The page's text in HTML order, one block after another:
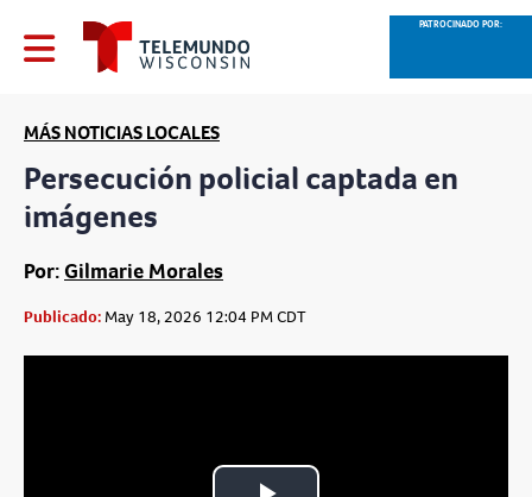
PATROCINADO POR:
MÁS NOTICIAS LOCALES
Persecución policial captada en
imágenes
Por: Gilmarie Morales
Publicado: May 18, 2026 12:04 PM CDT